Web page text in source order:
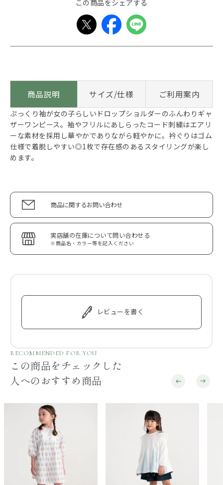
この商品をシェアする
商品説明 サイズ/仕様 ご利用案内
ぷっくり袖が女の子らしいドロップショルダーのふんわりギャ
ザーワンピース。袖やフリルにあしらったコード刺繍はエアリ
ーな素材を採用し華やかでありながら軽やかに。衿ぐりはゴム
仕様で着脱しやすい◎1枚で存在感のあるスタイリングが楽し
めます。
商品に関するお問い合わせ
実店舗の在庫について問い合わせる
※商品名・カラー等を記入ください
レビューを書く
RECOMMENDED FOR YOU
この商品をチェックした
人へのおすすめ商品